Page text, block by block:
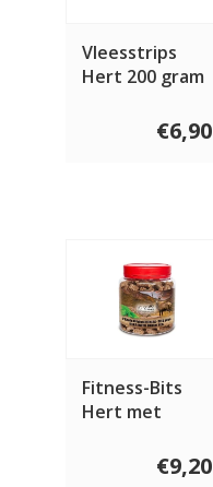
Vleesstrips
Hert 200 gram
€6,90
Fitness-Bits
Hert met
400 gram€9,20